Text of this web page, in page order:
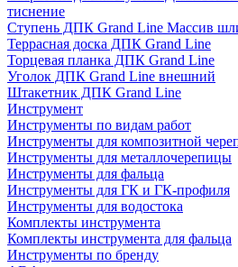
тиснение
Ступень ДПК Grand Line Массив
Террасная доска ДПК Grand Line
Торцевая планка ДПК Grand Line
Уголок ДПК Grand Line внешний
Штакетник ДПК Grand Line
Инструмент
Инструменты по видам работ
Инструменты для композитной
Инструменты для металлочерепицы
Инструменты для фальца
Инструменты для ГК и ГК-профиля
Инструменты для водостока
Комплекты инструмента
Комплекты инструмента для фальца
Инструменты по бренду